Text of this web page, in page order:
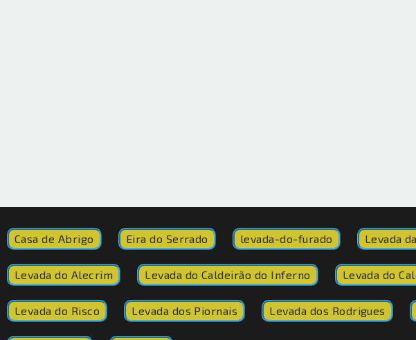
Casa de Abrigo Eira do Serrado levada-do-furado Levada
Levada do Alecrim Levada do Caldeirão do Inferno Levada do
Levada do Risco Levada dos Piornais Levada dos Rodrigues